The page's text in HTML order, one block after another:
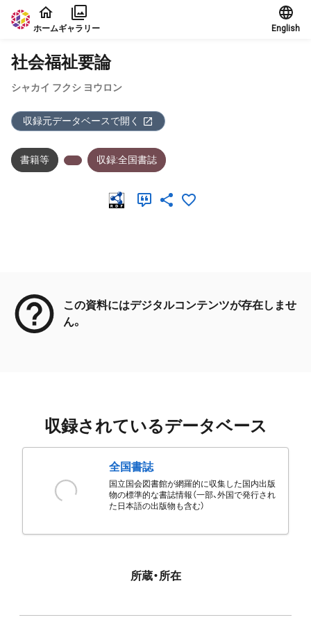
本文に飛ぶ
ホームギャラリー English
社会福祉要論
シャカイ フクシ ヨウロン
収録元データベースで開く
書籍等 収録:全国書誌
この資料にはデジタルコンテンツが存在しませ
ん。
収録されているデータベース
全国書誌
国立国会図書館が網羅的に収集した国内出版
物の標準的な書誌情報（一部、外国で発行され
た日本語の出版物も含む）
所蔵・所在